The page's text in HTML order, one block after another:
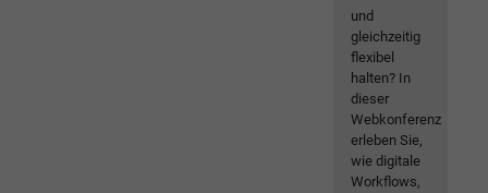
und
gleichzeitig
flexibel
halten? In
dieser
Webkonferenz
erleben Sie,
wie digitale
Workflows,